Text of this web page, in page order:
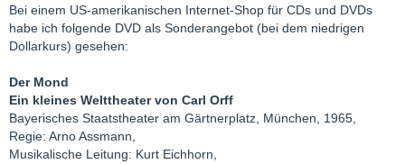
Bei einem US-amerikanischen Internet-Shop für CDs und DVDs
habe ich folgende DVD als Sonderangebot (bei dem niedrigen
Dollarkurs) gesehen:
Der Mond
Ein kleines Welttheater von Carl Orff
Bayerisches Staatstheater am Gärtnerplatz, München, 1965,
Regie: Arno Assmann,
Musikalische Leitung: Kurt Eichhorn,